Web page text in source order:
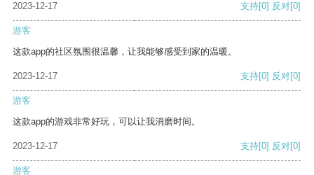
2023-12-17 支持[0] 反对[0]
游客
这款app的社区氛围很温馨，让我能够感受到家的温暖。
2023-12-17 支持[0] 反对[0]
游客
这款app的游戏非常好玩，可以让我消磨时间。
2023-12-17 支持[0] 反对[0]
游客